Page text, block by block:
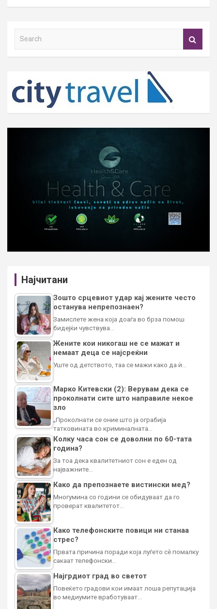
h
Најчитани
Зошто срцевиот удар кај жените често
останува непрепознаен?
Замислете жена која доаѓа во брза помош
бидејќи чувствува…
Жените кои никогаш не се мажат и
немаат деца се најсреќни
Уште од детството, таа се мажи како да ѝ…
Марко Китевски (2): Верувам дека се
проколнати сите што направиле некое
зло
„Проколнати се оние што ја ограбија
татковината во криминалната…
Колку часа сон се доволни по 60-тата
година?
За тоа дека квалитетниот сон е еден од
најважните…
Како да препознаете вистински мед?
Многумина со години се обидуваат да го
проверат квалитетот…
Како телефонските повици ни станаа
стрес?
Првата причина поради која луѓето сè помалку
сакаат телефонски…
Најгрдиот град во светот
Повеќето градови кои имаат лоша репутација
во медиумите вработуваат…